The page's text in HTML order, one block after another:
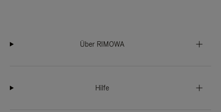
Über RIMOWA
Hilfe